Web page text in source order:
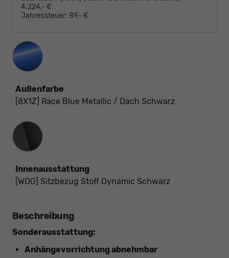
4.224,- €
Jahressteuer: 89,- €
Außenfarbe
[8X1Z] Race Blue Metallic / Dach Schwarz
Innenausstattung
Innenausstattung
[WDG] Sitzbezug Stoff Dynamic Schwarz
Beschreibung
Sonderausstattung:
Anhängevorrichtung abnehmbar